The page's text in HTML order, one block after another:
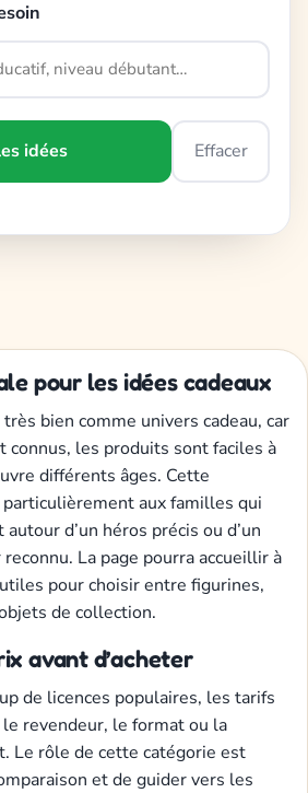
idées Effacer
pour les idées cadeaux
bien comme univers cadeau, car
connus, les produits sont faciles à
différents âges. Cette
aux familles qui
d’un héros précis ou d’un
La page pourra accueillir à
pour choisir entre figurines,
de collection.
avant d’acheter
de licences populaires, les tarifs
revendeur, le format ou la
Le rôle de cette catégorie est
et de guider vers les